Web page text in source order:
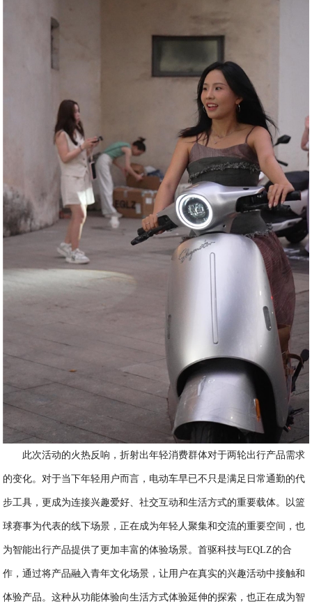
此次活动的火热反响，折射出年轻消费群体对于两轮出行产品需求
的变化。对于当下年轻用户而言，电动车早已不只是满足日常通勤的代
步工具，更成为连接兴趣爱好、社交互动和生活方式的重要载体。以篮
球赛事为代表的线下场景，正在成为年轻人聚集和交流的重要空间，也
为智能出行产品提供了更加丰富的体验场景。首驱科技与EQLZ的合
作，通过将产品融入青年文化场景，让用户在真实的兴趣活动中接触和
体验产品。这种从功能体验向生活方式体验延伸的探索，也正在成为智